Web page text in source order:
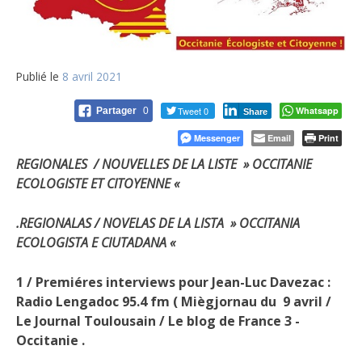
Publié le 8 avril 2021
Partager 0 Tweet 0 Share Whatsapp
Messenger Email Print
REGIONALES / NOUVELLES DE LA LISTE » OCCITANIE
ECOLOGISTE ET CITOYENNE «
.REGIONALAS / NOVELAS DE LA LISTA » OCCITANIA
ECOLOGISTA E CIUTADANA «
1 / Premiéres interviews pour Jean-Luc Davezac :
Radio Lengadoc 95.4 fm ( Miègjornau du 9 avril /
Le Journal Toulousain / Le blog de France 3 -
Occitanie .